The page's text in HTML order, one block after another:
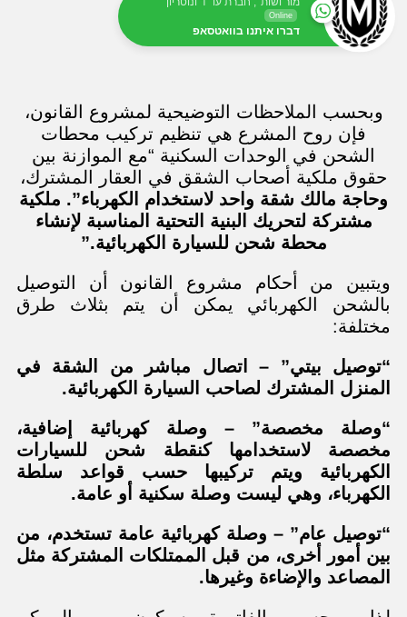
Online
דברו איתנו בוואטסאפ
وبحسب الملاحظات التوضيحية لمشروع القانون،
فإن روح المشرع هي تنظيم تركيب محطات
الشحن في الوحدات السكنية “مع الموازنة بين
حقوق ملكية أصحاب الشقق في العقار المشترك،
وحاجة مالك شقة واحد لاستخدام الكهرباء”. ملكية
مشتركة لتحريك البنية التحتية المناسبة لإنشاء
محطة شحن للسيارة الكهربائية.”
ويتبين من أحكام مشروع القانون أن التوصيل
بالشحن الكهربائي يمكن أن يتم بثلاث طرق
مختلفة:
“توصيل بيتي” – اتصال مباشر من الشقة في
المنزل المشترك لصاحب السيارة الكهربائية.
“وصلة مخصصة” – وصلة كهربائية إضافية،
مخصصة لاستخدامها كنقطة شحن للسيارات
الكهربائية ويتم تركيبها حسب قواعد سلطة
الكهرباء، وهي ليست وصلة سكنية أو عامة.
“توصيل عام” – وصلة كهربائية عامة تستخدم، من
بين أمور أخرى، من قبل الممتلكات المشتركة مثل
المصاعد والإضاءة وغيرها.